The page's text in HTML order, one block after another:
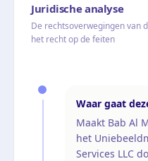
Juridische analyse
De rechtsoverwegingen van
het recht op de feiten
Waar gaat
Maakt Bab Al
het
Services LLC